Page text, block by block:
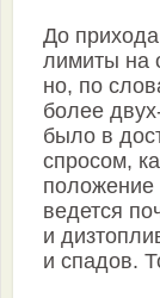
До
лимиты на
но, по
более
было в
спросом,
положение
ведется
и
и спадов.